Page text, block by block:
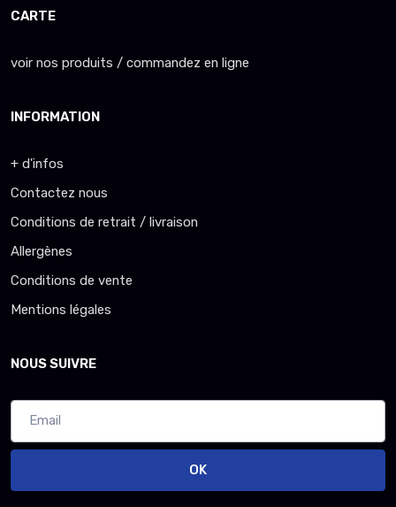
CARTE
voir nos produits / commandez en ligne
INFORMATION
+ d'infos
Contactez nous
Conditions de retrait / livraison
Allergènes
Conditions de vente
Mentions légales
NOUS SUIVRE
OK